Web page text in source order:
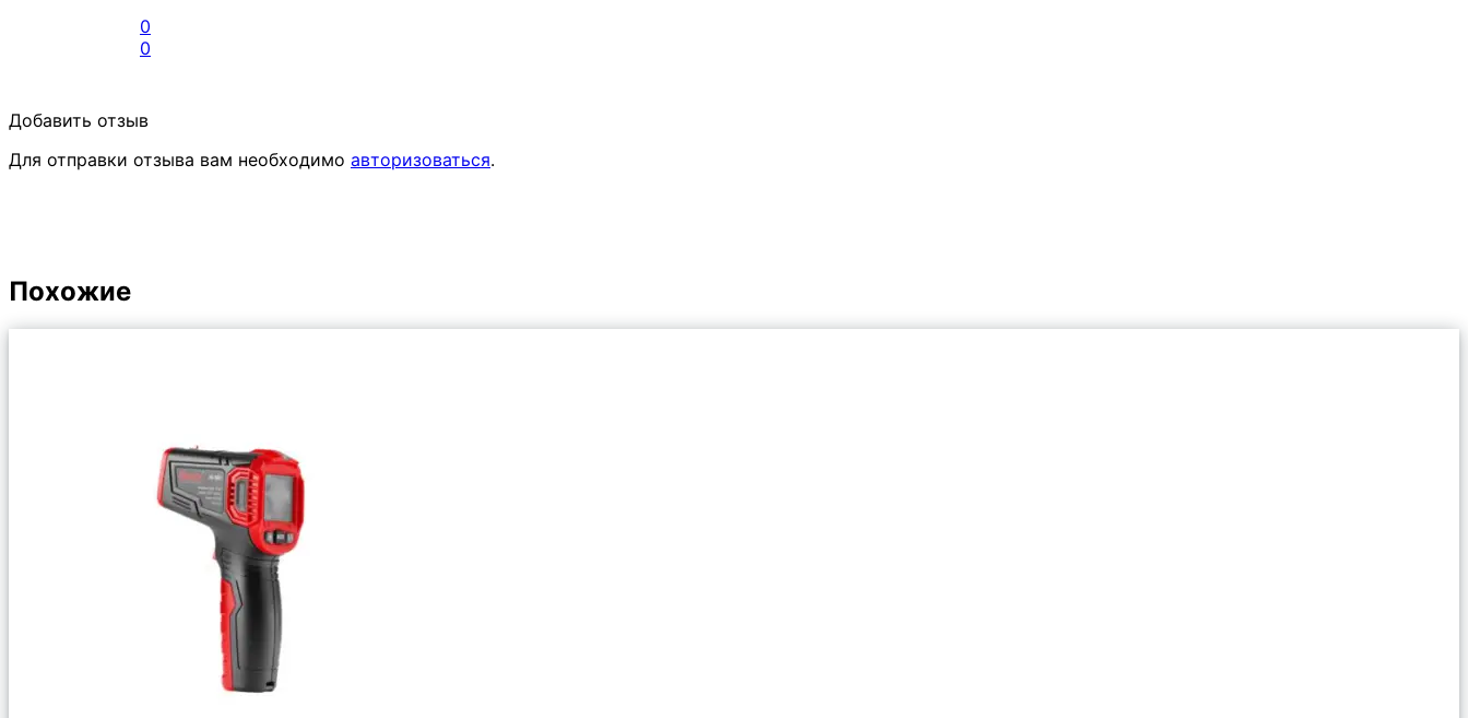
0
0
Добавить отзыв
Для отправки отзыва вам необходимо авторизоваться.
Похожие